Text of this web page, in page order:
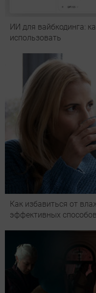
ИИ для вайбкодинга:
использовать
Как избавиться от
эффективных способов